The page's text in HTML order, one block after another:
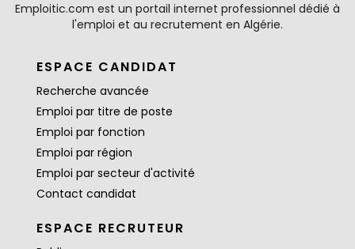
Emploitic.com est un portail internet professionnel dédié à
l'emploi et au recrutement en Algérie.
ESPACE CANDIDAT
Recherche avancée
Emploi par titre de poste
Emploi par fonction
Emploi par région
Emploi par secteur d'activité
Contact candidat
ESPACE RECRUTEUR